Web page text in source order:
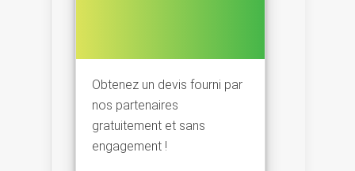
Obtenez un devis fourni par
nos partenaires
gratuitement et sans
engagement !